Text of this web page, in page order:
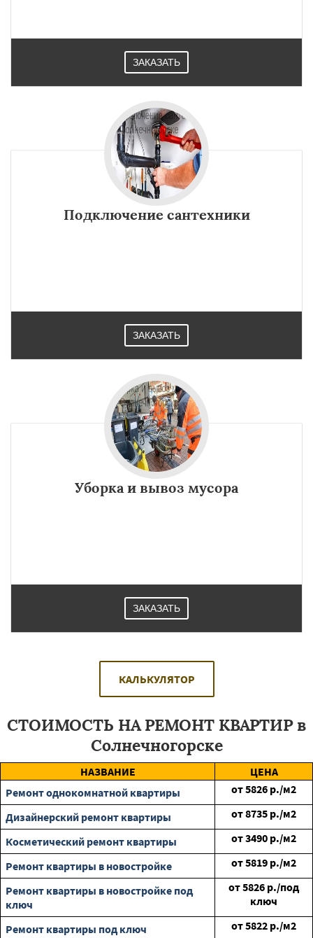
ЗАКАЗАТЬ
Подключение сантехники
ЗАКАЗАТЬ
Уборка и вывоз мусора
ЗАКАЗАТЬ
КАЛЬКУЛЯТОР
СТОИМОСТЬ НА РЕМОНТ КВАРТИР в
Солнечногорске
НАЗВАНИЕ
ЦЕНА
Ремонт однокомнатной квартиры
от5826 р./м2
Дизайнерский ремонт квартиры
от8735 р./м2
Косметический ремонт квартиры
от3490 р./м2
Ремонт квартиры в новостройке
от5819 р./м2
Ремонт квартиры в новостройке под
ключ
от5826 р./под
ключ
Ремонт квартиры под ключ
от5822 р./м2